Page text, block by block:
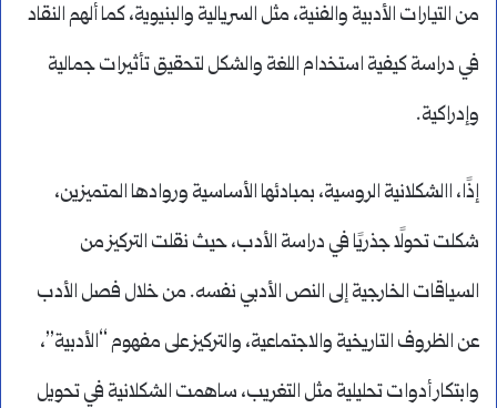
من التيارات الأدبية والفنية، مثل السريالية والبنيوية، كما ألهم النقاد
في دراسة كيفية استخدام اللغة والشكل لتحقيق تأثيرات جمالية
وإدراكية.
إذًا، االشكلانية الروسية، بمبادئها الأساسية وروادها المتميزين،
شكلت تحولًا جذريًا في دراسة الأدب، حيث نقلت التركيز من
السياقات الخارجية إلى النص الأدبي نفسه. من خلال فصل الأدب
عن الظروف التاريخية والاجتماعية، والتركيز على مفهوم “الأدبية”،
وابتكار أدوات تحليلية مثل التغريب، ساهمت الشكلانية في تحويل